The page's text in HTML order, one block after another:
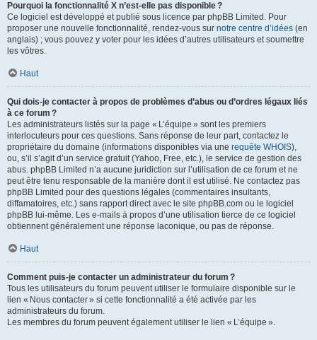
Pourquoi la fonctionnalité X n’est-elle pas disponible ?
Ce logiciel est développé et publié sous licence par phpBB Limited. Pour
proposer une nouvelle fonctionnalité, rendez-vous sur notre centre d’idées (en
anglais) ; vous pouvez y voter pour les idées d’autres utilisateurs et soumettre
les vôtres.
Haut
Qui dois-je contacter à propos de problèmes d’abus ou d’ordres légaux liés
à ce forum ?
Les administrateurs listés sur la page « L’équipe » sont les premiers
interlocuteurs pour ces questions. Sans réponse de leur part, contactez le
propriétaire du domaine (informations disponibles via une requête WHOIS),
ou, s’il s’agit d’un service gratuit (Yahoo, Free, etc.), le service de gestion des
abus. phpBB Limited n’a aucune juridiction sur l’utilisation de ce forum et ne
peut être tenu responsable de la manière dont il est utilisé. Ne contactez pas
phpBB Limited pour des questions légales (commentaires insultants,
diffamatoires, etc.) sans rapport direct avec le site phpBB.com ou le logiciel
phpBB lui-même. Les e-mails à propos d’une utilisation tierce de ce logiciel
obtiennent généralement une réponse laconique, ou pas de réponse.
Haut
Comment puis-je contacter un administrateur du forum ?
Tous les utilisateurs du forum peuvent utiliser le formulaire disponible sur le
lien « Nous contacter » si cette fonctionnalité a été activée par les
administrateurs du forum.
Les membres du forum peuvent également utiliser le lien « L’équipe ».